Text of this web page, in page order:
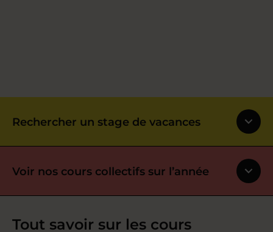
Rechercher un stage de vacances
Voir nos cours collectifs sur l’année
Tout savoir sur les cours